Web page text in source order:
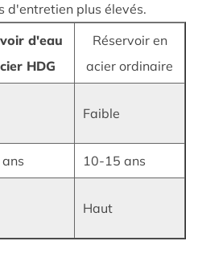
d'entretien plus élevés.
d'eau
HDG
Réservoir en
acier ordinaire
Faible
10-15 ans
Haut